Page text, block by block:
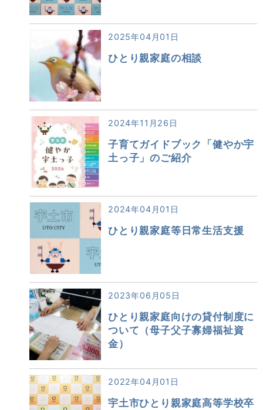
2025年04月01日
ひとり親家庭の相談
2024年11月26日
子育てガイドブック「健やか宇
土っ子」のご紹介
2024年04月01日
ひとり親家庭等日常生活支援
2023年06月05日
ひとり親家庭向けの貸付制度に
ついて（母子父子寡婦福祉資
金）
2022年04月01日
宇土市ひとり親家庭高等学校卒